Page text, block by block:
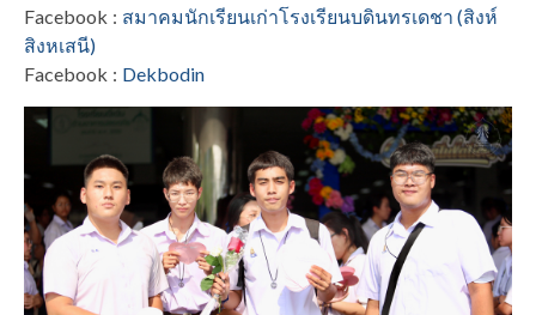
Facebook : สมาคมนักเรียนเก่าโรงเรียนบดินทรเดชา (สิงห์
สิงหเสนี)
Facebook : Dekbodin